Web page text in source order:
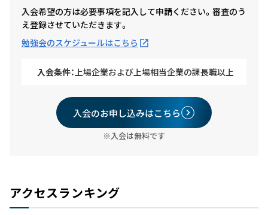
入会希望の方は必要事項を記入して申請ください。審査のう
え登録させていただきます。
勉強会のスケジュールはこちら
入会条件：上場企業および上場相当企業の課長職以上
入会のお申し込みはこちら
※入会は無料です
アクセスランキング